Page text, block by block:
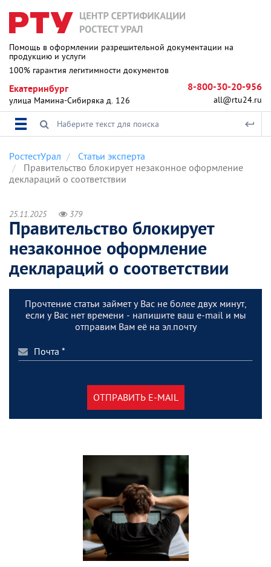
Помощь в оформлении разрешительной документации на
продукцию и услуги
100% гарантия легитимности документов
Екатеринбург
улица Мамина-Сибиряка д. 126
8-800-30-20-956
all@rtu24.ru
РостестУрал
Статьи эксперта
Правительство блокирует незаконное оформление
деклараций о соответствии
25.11.2025 379
Правительство блокирует
незаконное оформление
деклараций о соответствии
Прочтение статьи займет у Вас не более двух минут,
если у Вас нет времени - напишите ваш e-mail и мы
отправим Вам её на эл.почту
ОТПРАВИТЬ E-MAIL